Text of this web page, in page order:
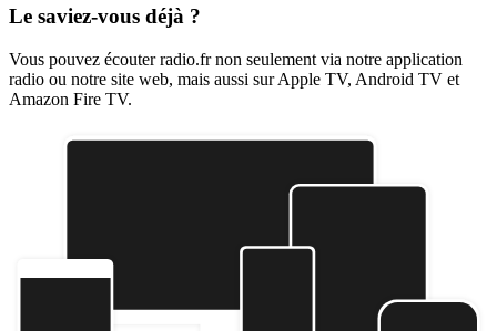
Le saviez-vous déjà ?
Vous pouvez écouter radio.fr non seulement via notre application
radio ou notre site web, mais aussi sur Apple TV, Android TV et
Amazon Fire TV.